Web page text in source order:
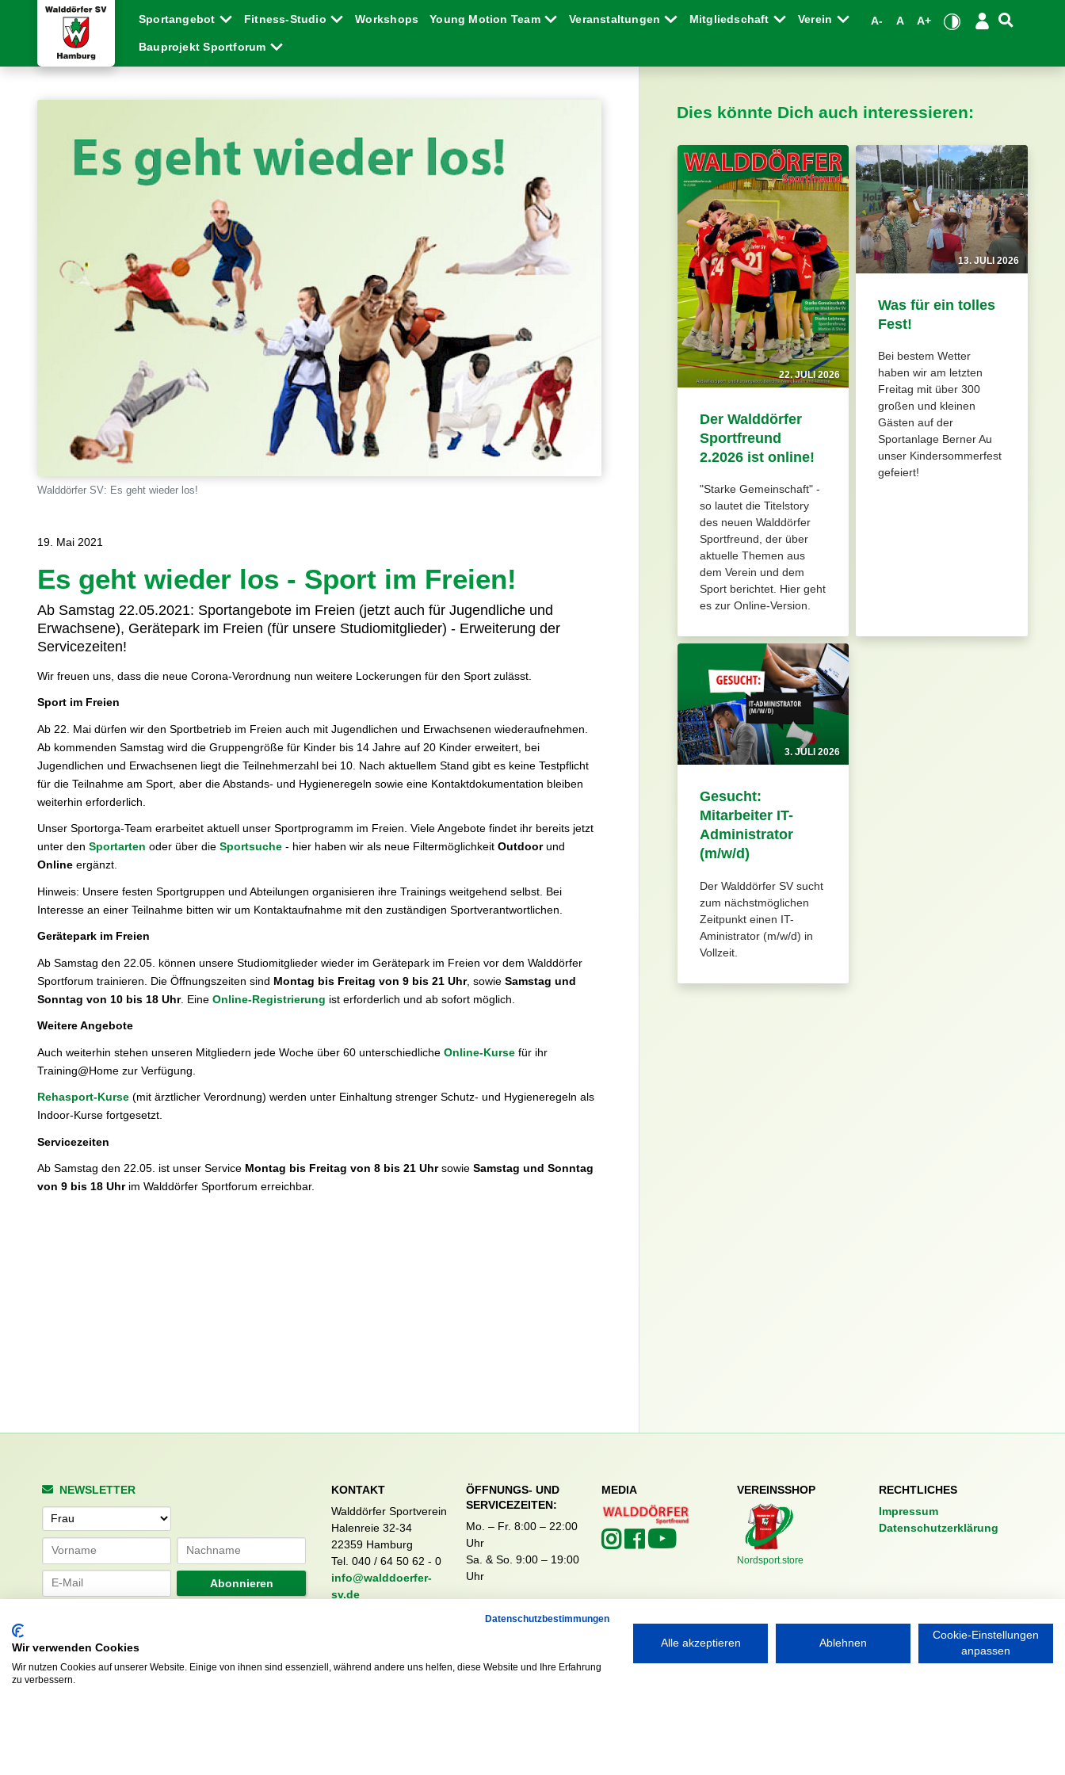
Sportangebot Fitness-Studio Workshops Young Motion Team Veranstaltungen Mitgliedschaft Verein
Bauprojekt Sportforum
A- A A+
Walddörfer SV: Es geht wieder los!
19. Mai 2021
Es geht wieder los - Sport im Freien!
Ab Samstag 22.05.2021: Sportangebote im Freien (jetzt auch für Jugendliche und
Erwachsene), Gerätepark im Freien (für unsere Studiomitglieder) - Erweiterung der
Servicezeiten!
Wir freuen uns, dass die neue Corona-Verordnung nun weitere Lockerungen für den Sport zulässt.
Sport im Freien
Ab 22. Mai dürfen wir den Sportbetrieb im Freien auch mit Jugendlichen und Erwachsenen wiederaufnehmen.
Ab kommenden Samstag wird die Gruppengröße für Kinder bis 14 Jahre auf 20 Kinder erweitert, bei
Jugendlichen und Erwachsenen liegt die Teilnehmerzahl bei 10. Nach aktuellem Stand gibt es keine Testpflicht
für die Teilnahme am Sport, aber die Abstands- und Hygieneregeln sowie eine Kontaktdokumentation bleiben
weiterhin erforderlich.
Unser Sportorga-Team erarbeitet aktuell unser Sportprogramm im Freien. Viele Angebote findet ihr bereits jetzt
unter denSportartenoder über dieSportsuche - hier haben wir als neue FiltermöglichkeitOutdoorund
Online ergänzt.
Hinweis: Unsere festen Sportgruppen und Abteilungen organisieren ihre Trainings weitgehend selbst. Bei
Interesse an einer Teilnahme bitten wir um Kontaktaufnahme mit den zuständigen Sportverantwortlichen.
Gerätepark im Freien
Ab Samstag den 22.05. können unsere Studiomitglieder wieder im Gerätepark im Freien vor dem Walddörfer
Sportforum trainieren. Die Öffnungszeiten sind Montag bis Freitag von 9 bis 21 Uhr, sowieSamstag und
Sonntag von 10 bis 18 Uhr. EineOnline-Registrierung ist erforderlich und ab sofort möglich.
Weitere Angebote
Auch weiterhin stehen unseren Mitgliedern jede Woche über 60 unterschiedlicheOnline-Kurse für ihr
Training@Home zur Verfügung.
Rehasport-Kurse(mit ärztlicher Verordnung) werden unter Einhaltung strenger Schutz- und Hygieneregeln als
Indoor-Kurse fortgesetzt.
Servicezeiten
Ab Samstag den 22.05. ist unser Service Montag bis Freitag von 8 bis 21 UhrsowieSamstag und Sonntag
von 9 bis 18 Uhrim Walddörfer Sportforum erreichbar.
Dies könnte Dich auch interessieren:
22. JULI 2026
Der Walddörfer
Sportfreund
2.2026 ist online!
"Starke Gemeinschaft" -
so lautet die Titelstory
des neuen Walddörfer
Sportfreund, der über
aktuelle Themen aus
dem Verein und dem
Sport berichtet. Hier geht
es zur Online-Version.
13. JULI 2026
Was für ein tolles
Fest!
Bei bestem Wetter
haben wir am letzten
Freitag mit über 300
großen und kleinen
Gästen auf der
Sportanlage Berner Au
unser Kindersommerfest
gefeiert!
3. JULI 2026
Gesucht:
Mitarbeiter IT-
Administrator
(m/w/d)
Der Walddörfer SV sucht
zum nächstmöglichen
Zeitpunkt einen IT-
Aministrator (m/w/d) in
Vollzeit.
NEWSLETTER
Anrede
Abonnieren
KONTAKT
Walddörfer Sportverein
Halenreie 32-34
22359 Hamburg
Tel. 040 / 64 50 62 - 0
info@walddoerfer-
sv.de
ÖFFNUNGS- UND
SERVICEZEITEN:
Mo. – Fr. 8:00 – 22:00
Uhr
Sa. & So. 9:00 – 19:00
Uhr
MEDIA VEREINSSHOP
Nordsport.store
RECHTLICHES
Impressum
Datenschutzerklärung
Datenschutzbestimmungen
Wir verwenden Cookies
Wir nutzen Cookies auf unserer Website. Einige von ihnen sind essenziell, während andere uns helfen, diese Website und Ihre Erfahrung
zu verbessern.
Alle akzeptieren Ablehnen
Cookie-Einstellungen
anpassen